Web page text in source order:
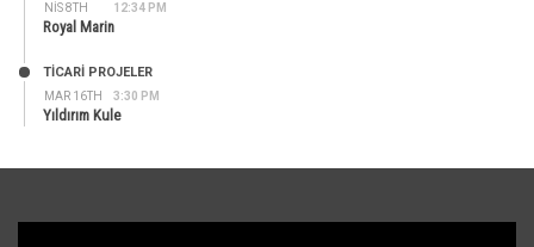
NIS 8TH 12:34 PM
Royal Marin
MAR 16TH 3:30 PM
TİCARİ PROJELER
Yıldırım Kule